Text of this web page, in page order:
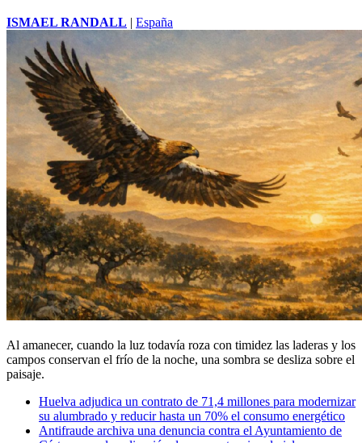
ISMAEL RANDALL | España
Al amanecer, cuando la luz todavía roza con timidez las laderas y los
campos conservan el frío de la noche, una sombra se desliza sobre el
paisaje.
Huelva adjudica un contrato de 71,4 millones para modernizar
su alumbrado y reducir hasta un 70% el consumo energético
Antifraude archiva una denuncia contra el Ayuntamiento de